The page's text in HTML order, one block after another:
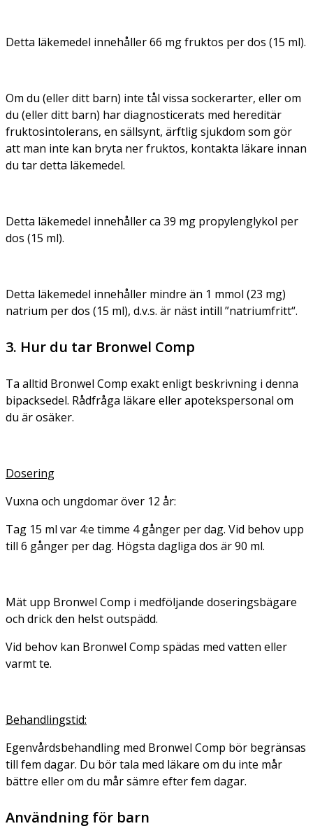
Detta läkemedel innehåller 66 mg fruktos per dos (15 ml).
Om du (eller ditt barn) inte tål vissa sockerarter, eller om
du (eller ditt barn) har diagnosticerats med hereditär
fruktosintolerans, en sällsynt, ärftlig sjukdom som gör
att man inte kan bryta ner fruktos, kontakta läkare innan
du tar detta läkemedel.
Detta läkemedel innehåller ca 39 mg propylenglykol per
dos (15 ml).
Detta läkemedel innehåller mindre än 1 mmol (23 mg)
natrium per dos (15 ml), d.v.s. är näst intill ”natriumfritt“.
3. Hur du tar Bronwel Comp
Ta alltid Bronwel Comp exakt enligt beskrivning i denna
bipacksedel. Rådfråga läkare eller apotekspersonal om
du är osäker.
Dosering
Vuxna och ungdomar över 12 år:
Tag 15 ml var 4:e timme 4 gånger per dag. Vid behov upp
till 6 gånger per dag. Högsta dagliga dos är 90 ml.
Mät upp Bronwel Comp i medföljande doseringsbägare
och drick den helst outspädd.
Vid behov kan Bronwel Comp spädas med vatten eller
varmt te.
Behandlingstid:
Egenvårdsbehandling med Bronwel Comp bör begränsas
till fem dagar. Du bör tala med läkare om du inte mår
bättre eller om du mår sämre efter fem dagar.
Användning för barn